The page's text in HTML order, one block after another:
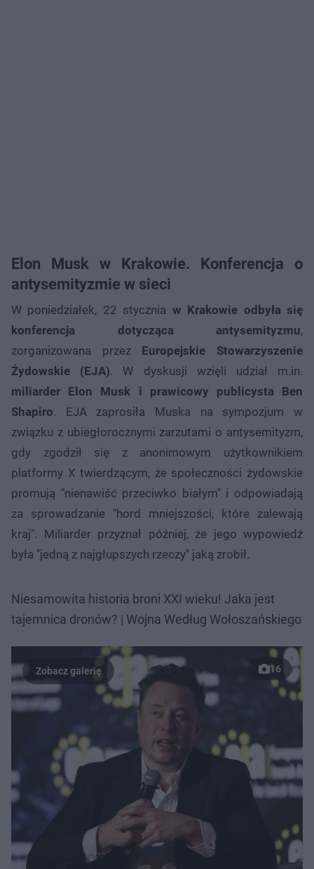
Elon Musk w Krakowie. Konferencja o
antysemityzmie w sieci
W poniedziałek, 22 stycznia w Krakowie odbyła się
konferencja dotycząca antysemityzmu,
zorganizowana przez Europejskie Stowarzyszenie
Żydowskie (EJA). W dyskusji wzięli udział m.in.
miliarder Elon Musk i prawicowy publicysta Ben
Shapiro. EJA zaprosiła Muska na sympozjum w
związku z ubiegłorocznymi zarzutami o antysemityzm,
gdy zgodził się z anonimowym użytkownikiem
platformy X twierdzącym, że społeczności żydowskie
promują "nienawiść przeciwko białym" i odpowiadają
za sprowadzanie "hord mniejszości, które zalewają
kraj". Miliarder przyznał później, że jego wypowiedź
była "jedną z najgłupszych rzeczy" jaką zrobił.
Niesamowita historia broni XXI wieku! Jaka jest
tajemnica dronów? | Wojna Według Wołoszańskiego
16